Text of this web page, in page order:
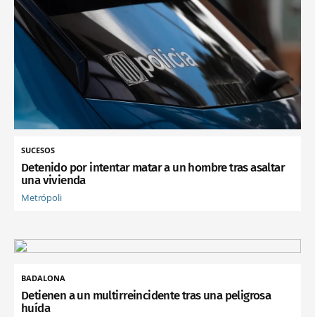
SUCESOS
Detenido por intentar matar a un hombre tras asaltar
una vivienda
Metrópoli
BADALONA
Detienen a un multirreincidente tras una peligrosa
huída